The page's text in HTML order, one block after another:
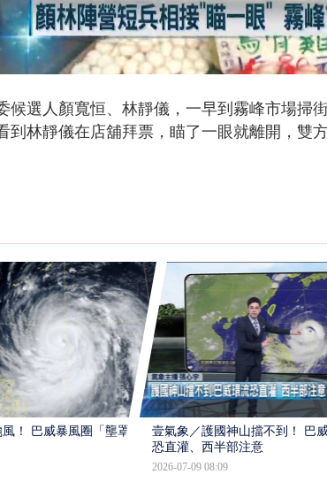
Loaded
50.22%
候選人顏寬恒、林靜儀，一早到霧峰市場掃
到林靜儀在店舖拜票，瞄了一眼就離開，雙
！ 巴威暴風圈「壟罩4
壹氣象／護國神山擋不到！ 巴威
恐直灌、西半部注意
2026-07-09 08:09